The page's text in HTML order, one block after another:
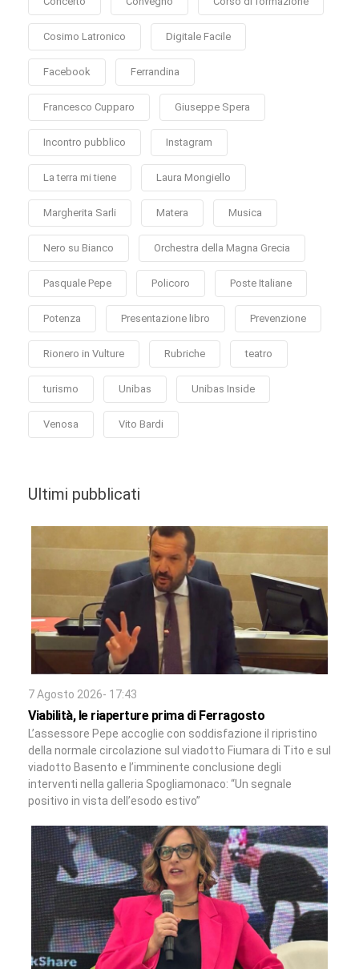
Cosimo Latronico Digitale Facile
Facebook Ferrandina
Francesco Cupparo Giuseppe Spera
Incontro pubblico Instagram
La terra mi tiene Laura Mongiello
Margherita Sarli Matera Musica
Nero su Bianco Orchestra della Magna Grecia
Pasquale Pepe Policoro Poste Italiane
Potenza Presentazione libro Prevenzione
Rionero in Vulture Rubriche teatro
turismo Unibas Unibas Inside
Venosa Vito Bardi
Ultimi pubblicati
7 Agosto 2026- 17:43
Viabilità, le riaperture prima di Ferragosto
L’assessore Pepe accoglie con soddisfazione il ripristino
della normale circolazione sul viadotto Fiumara di Tito e sul
viadotto Basento e l’imminente conclusione degli
interventi nella galleria Spogliamonaco: “Un segnale
positivo in vista dell’esodo estivo”